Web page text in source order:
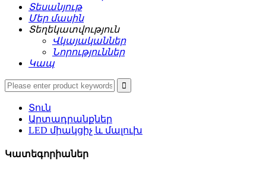
Տեսանյութ
Մեր մասին
Տեղեկատվություն
Վկայականներ
Նորություններ
Կապ
Տուն
Արտադրանքներ
LED միակցիչ և մալուխ
Կատեգորիաներ